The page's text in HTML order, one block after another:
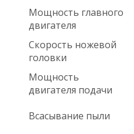
Мощность главного
двигателя
Скорость ножевой
головки
Мощность
двигателя подачи
Всасывание пыли